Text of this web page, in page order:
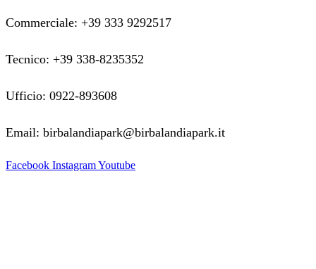
Commerciale: +39 333 9292517
Tecnico: +39 338-8235352
Ufficio: 0922-893608
Email: birbalandiapark@birbalandiapark.it
Facebook InstagramYoutube